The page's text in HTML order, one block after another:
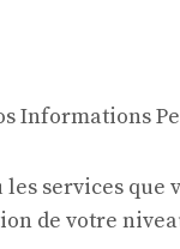
Informations
services que
de votre